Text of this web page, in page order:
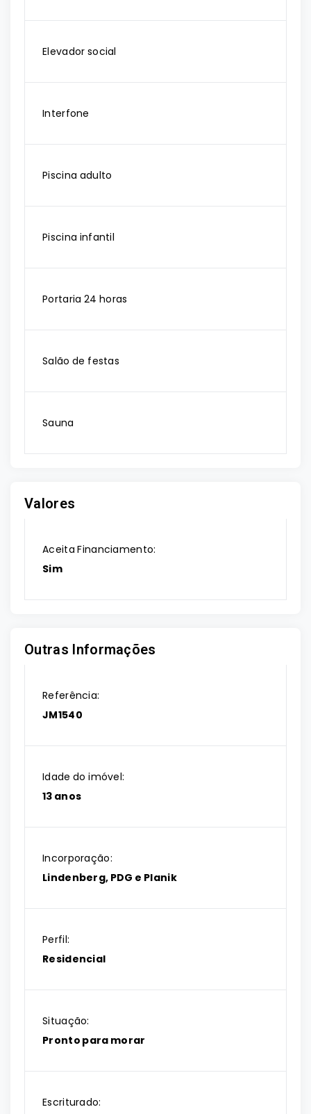
Elevador social
Interfone
Piscina adulto
Piscina infantil
Portaria 24 horas
Salão de festas
Sauna
Valores
Aceita Financiamento:
Sim
Outras Informações
Referência:
JM1540
Idade do imóvel:
13 anos
Incorporação:
Lindenberg, PDG e Planik
Perfil:
Residencial
Situação:
Pronto para morar
Escriturado: